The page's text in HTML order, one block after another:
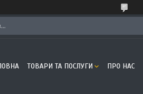
ТОВАРИ ТА ПОСЛУГИ ПРО НАС